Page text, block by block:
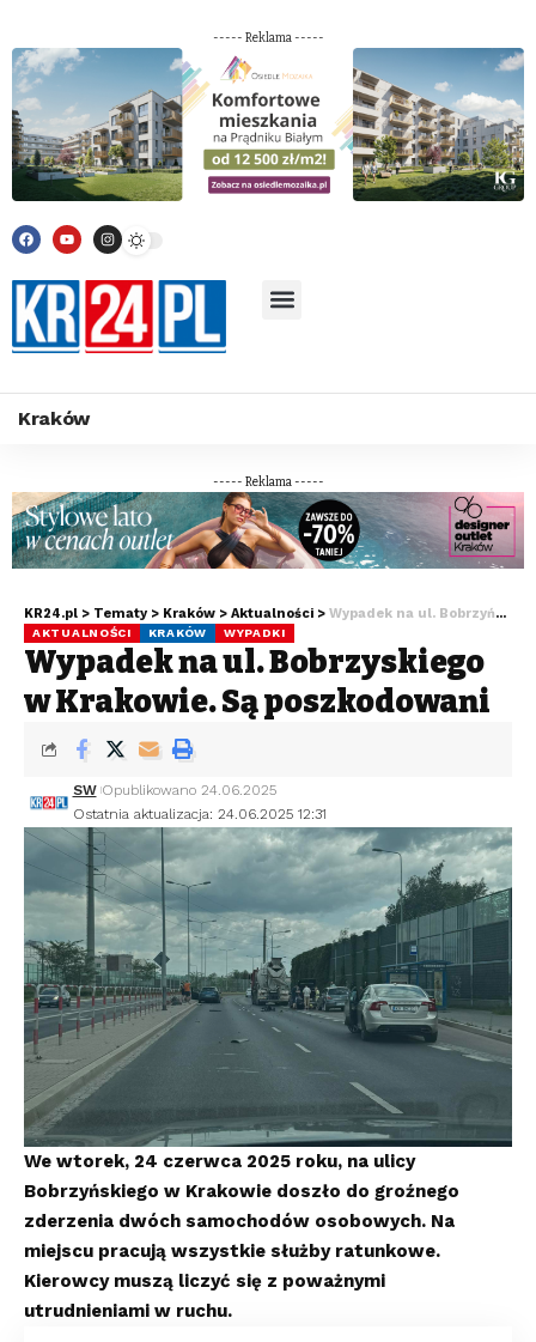
----- Reklama -----
Kraków
----- Reklama -----
KR24.pl > Tematy > Kraków > Aktualności > Wypadek na ul. Bobrzyńskiego w Krakowie. Są poszkodowani
AKTUALNOŚCI KRAKÓW WYPADKI
Wypadek na ul. Bobrzyńskiego
w Krakowie. Są poszkodowani
Ostatnia aktualizacja: 24.06.2025 12:31
SW Opublikowano 24.06.2025
We wtorek, 24 czerwca 2025 roku, na ulicy
Bobrzyńskiego w Krakowie doszło do groźnego
zderzenia dwóch samochodów osobowych. Na
miejscu pracują wszystkie służby ratunkowe.
Kierowcy muszą liczyć się z poważnymi
utrudnieniami w ruchu.